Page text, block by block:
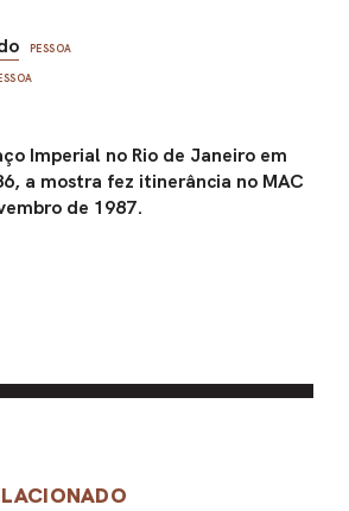
PESSOA
Imperial no Rio de Janeiro em
a mostra fez itinerância no MAC
de 1987.